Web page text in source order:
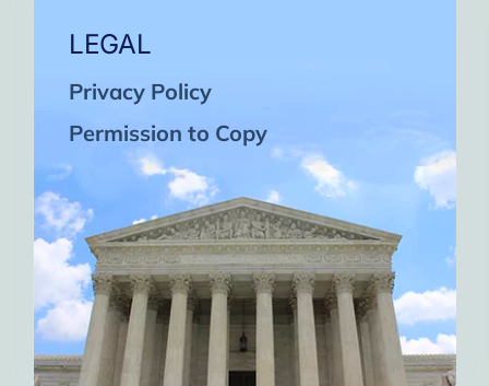
LEGAL
Privacy Policy
Permission to Copy